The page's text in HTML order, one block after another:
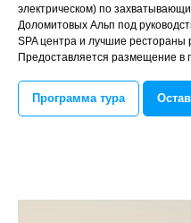
электрическом) по
Доломитовых Альп под
SPA центра и лучшие рестораны
Предоставляется размещение в
Программа тура